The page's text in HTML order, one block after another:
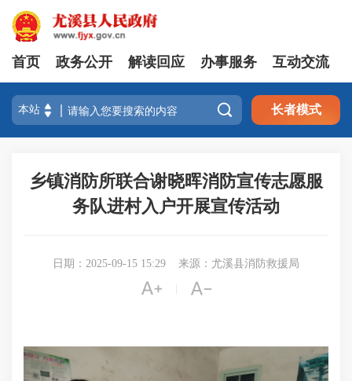
首页 政务公开 解读回应 办事服务 互动交流
 长者模式
乡镇消防所联合谢晓晖消防宣传志愿服
务队进村入户开展宣传活动
日期：2025-09-15 15:29 来源：尤溪县消防救援局
 